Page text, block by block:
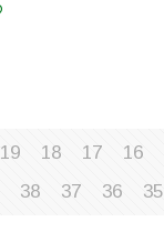
16
17
18
19
35
36
37
38